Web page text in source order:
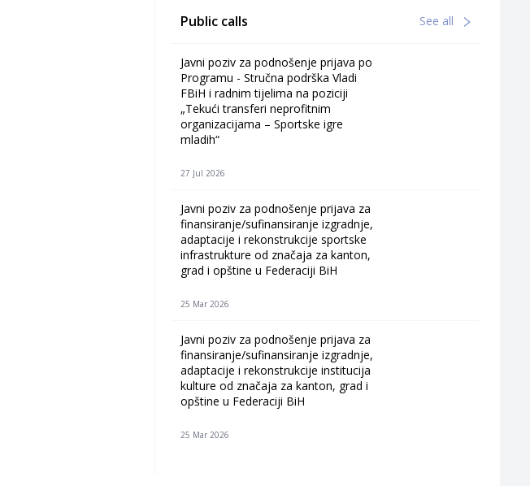
Public calls See all
Javni poziv za podnošenje prijava po
Programu - Stručna podrška Vladi
FBiH i radnim tijelima na poziciji
„Tekući transferi neprofitnim
organizacijama – Sportske igre
mladih“
27 Jul 2026
Javni poziv za podnošenje prijava za
finansiranje/sufinansiranje izgradnje,
adaptacije i rekonstrukcije sportske
infrastrukture od značaja za kanton,
grad i opštine u Federaciji BiH
25 Mar 2026
Javni poziv za podnošenje prijava za
finansiranje/sufinansiranje izgradnje,
adaptacije i rekonstrukcije institucija
kulture od značaja za kanton, grad i
opštine u Federaciji BiH
25 Mar 2026